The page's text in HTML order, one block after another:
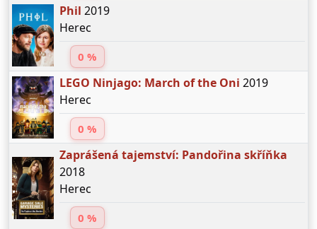
Phil 2019
Herec
0 %
LEGO Ninjago: March of the Oni 2019
Herec
0 %
Zaprášená tajemství: Pandořina skříňka
2018
Herec
0 %